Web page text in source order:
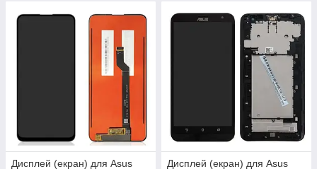
Дисплей (екран) для Asus
Дисплей (екран) для Asus